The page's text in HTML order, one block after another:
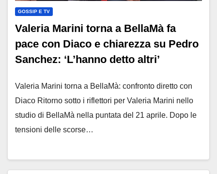
GOSSIP E TV
Valeria Marini torna a BellaMà fa
pace con Diaco e chiarezza su Pedro
Sanchez: ‘L’hanno detto altri’
Valeria Marini torna a BellaMà: confronto diretto con
Diaco Ritorno sotto i riflettori per Valeria Marini nello
studio di BellaMà nella puntata del 21 aprile. Dopo le
tensioni delle scorse…